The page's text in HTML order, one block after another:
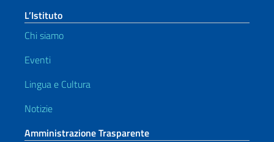
L’Istituto
Chi siamo
Eventi
Lingua e Cultura
Notizie
Amministrazione Trasparente